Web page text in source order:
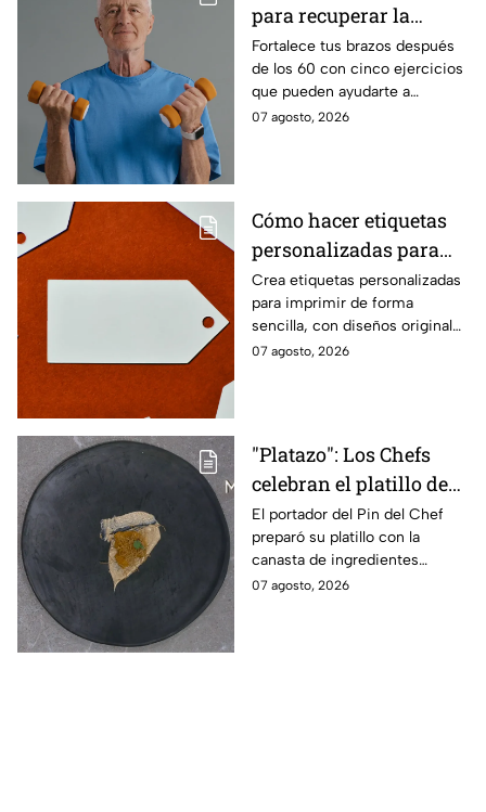
para recuperar la
fuerza después de los
60
Fortalece tus brazos después
de los 60 con cinco ejercicios
que pueden ayudarte a
recuperar fuerza, movilidad y
07 agosto, 2026
Cómo hacer etiquetas
personalizadas para
imprimir
Crea etiquetas personalizadas
para imprimir de forma
sencilla, con diseños originales
y detalles adaptados a tus
07 agosto, 2026
"Platazo": Los Chefs
celebran el platillo de
Lancer en la gala de
salvación de
MasterChef 24/7
El portador del Pin del Chef
preparó su platillo con la
canasta de ingredientes
exóticos que contenía erizo de
07 agosto, 2026